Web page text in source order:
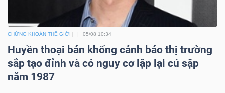
CHỨNG KHOÁN THẾ GIỚI 05/08 10:34
Huyền thoại bán khống cảnh báo thị trường
sắp tạo đỉnh và có nguy cơ lặp lại cú sập
năm 1987
Báo
cáo
phân
tích
(-)